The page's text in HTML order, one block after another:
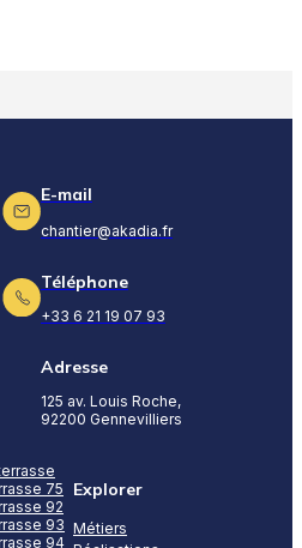
E-mail
chantier@akadia.fr
Téléphone
+33 6 21 19 07 93
Adresse
125 av. Louis Roche,
92200 Gennevilliers
75
92
93
94
Explorer
Métiers